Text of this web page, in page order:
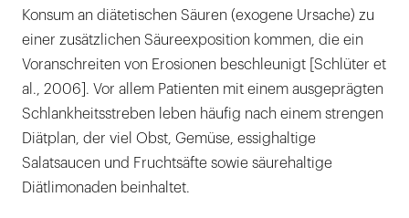
Konsum an diätetischen Säuren (exogene Ursache) zu
einer zusätzlichen Säureexposition kommen, die ein
Voranschreiten von Erosionen beschleunigt [Schlüter et
al., 2006]. Vor allem Patienten mit einem ausgeprägten
Schlankheitsstreben leben häufig nach einem strengen
Diätplan, der viel Obst, Gemüse, essighaltige
Salatsaucen und Fruchtsäfte sowie säurehaltige
Diätlimonaden beinhaltet.